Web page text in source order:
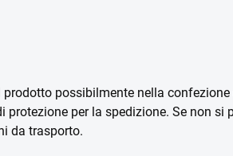
possibilmente nella
per la spedizione. Se non
da trasporto.